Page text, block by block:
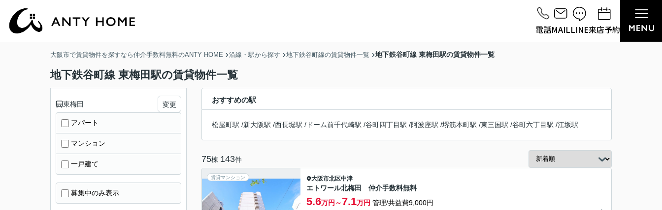
電話MAILLINE来店予約
大阪市で賃貸物件を探すなら仲介手数料無料のANTY HOME 沿線・駅から探す 地下鉄谷町線の賃貸物件一覧 地下鉄谷町線 東梅田駅の賃貸物件一覧
地下鉄谷町線 東梅田駅の賃貸物件一覧
おすすめの駅
松屋町駅 /新大阪駅 /西長堀駅 / ドーム前千代崎駅 /谷町四丁目駅 /阿波座駅 /堺筋本町駅 /東三国駅 /谷町六丁目駅 /江坂駅
75棟 143件
賃貸マンション 大阪市北区中津
エトワール北梅田 仲介手数料無料
5.6万円～7.1万円 管理/共益費9,000円
東梅田 変更
アパート
マンション
一戸建て
募集中のみ表示